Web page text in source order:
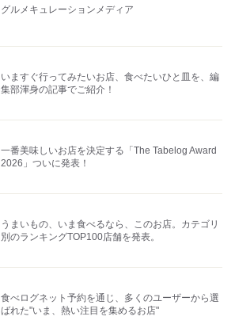
グルメキュレーションメディア
いますぐ行ってみたいお店、食べたいひと皿を、編
集部渾身の記事でご紹介！
一番美味しいお店を決定する「The Tabelog Award
2026」ついに発表！
うまいもの、いま食べるなら、このお店。カテゴリ
別のランキングTOP100店舗を発表。
食べログネット予約を通じ、多くのユーザーから選
ばれた"いま、熱い注目を集めるお店"